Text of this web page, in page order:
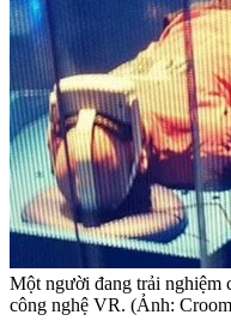
Một người đang trải nghiệm
công nghệ VR. (Ảnh: